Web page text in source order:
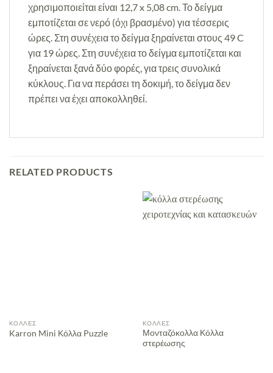
χρησιμοποιείται είναι 12,7 x 5,08 cm. Το δείγμα
εμποτίζεται σε νερό (όχι βρασμένο) για τέσσερις
ώρες. Στη συνέχεια το δείγμα ξηραίνεται στους 49 C
για 19 ώρες. Στη συνέχεια το δείγμα εμποτίζεται και
ξηραίνεται ξανά δύο φορές, για τρεις συνολικά
κύκλους. Για να περάσει τη δοκιμή, το δείγμα δεν
πρέπει να έχει αποκολληθεί.
RELATED PRODUCTS
ΚΌΛΛΕΣ
Karron Mini Κόλλα Puzzle
ΚΌΛΛΕΣ
Μονταζόκολλα Κόλλα
στερέωσης